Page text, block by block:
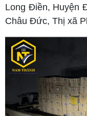
Long Điền, Huyện
Châu Đức, Thị xã